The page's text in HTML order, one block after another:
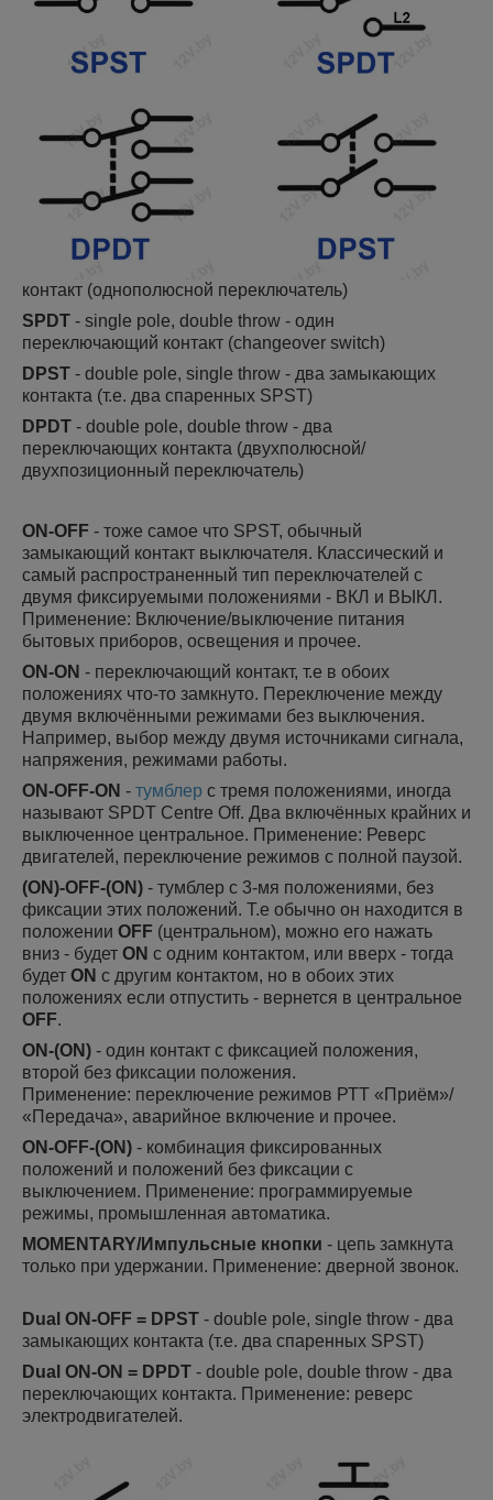
контакт (однополюсной переключатель)
SPDT - single pole, double throw - один
переключающий контакт (changeover switch)
DPST - double pole, single throw - два замыкающих
контакта (т.е. два спаренных SPST)
DPDT - double pole, double throw - два
переключающих контакта (двухполюсной/
двухпозиционный переключатель)
ON-OFF - тоже самое что SPST, обычный
замыкающий контакт выключателя. Классический и
самый распространенный тип переключателей с
двумя фиксируемыми положениями - ВКЛ и ВЫКЛ.
Применение: Включение/выключение питания
бытовых приборов, освещения и прочее.
ON-ON - переключающий контакт, т.е в обоих
положениях что-то замкнуто. Переключение между
двумя включёнными режимами без выключения.
Например, выбор между двумя источниками сигнала,
напряжения, режимами работы.
ON-OFF-ON - тумблер с тремя положениями, иногда
называют SPDT Centre Off. Два включённых крайних и
выключенное центральное. Применение: Реверс
двигателей, переключение режимов с полной паузой.
(ON)-OFF-(ON) - тумблер с 3-мя положениями, без
фиксации этих положений. Т.е обычно он находится в
положении OFF (центральном), можно его нажать
вниз - будет ON с одним контактом, или вверх - тогда
будет ON с другим контактом, но в обоих этих
положениях если отпустить - вернется в центральное
OFF.
ON-(ON) - один контакт с фиксацией положения,
второй без фиксации положения.
Применение: переключение режимов РТТ «Приём»/
«Передача», аварийное включение и прочее.
ON-OFF-(ON) - комбинация фиксированных
положений и положений без фиксации с
выключением. Применение: программируемые
режимы, промышленная автоматика.
MOMENTARY/Импульсные кнопки - цепь замкнута
только при удержании. Применение: дверной звонок.
Dual ON-OFF = DPST - double pole, single throw - два
замыкающих контакта (т.е. два спаренных SPST)
Dual ON-ON = DPDT - double pole, double throw - два
переключающих контакта. Применение: реверс
электродвигателей.